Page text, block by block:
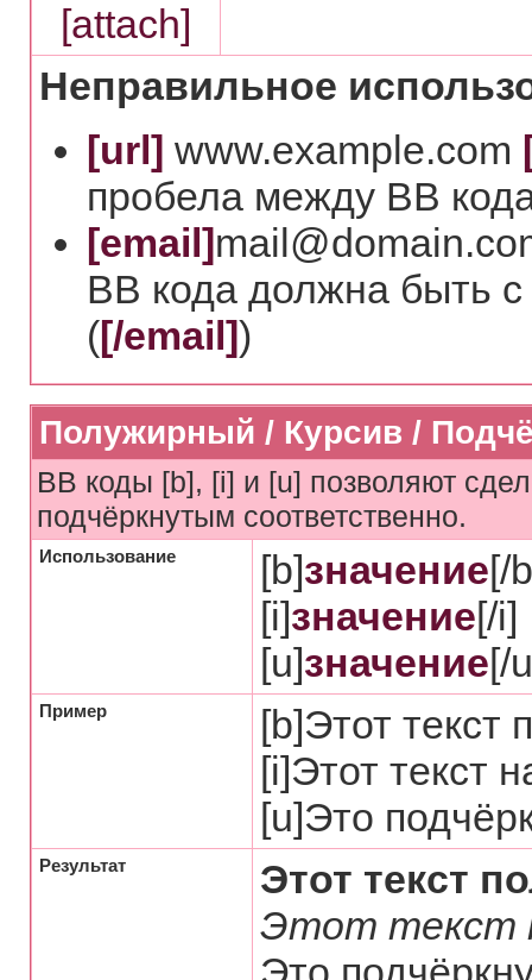
[attach]
Неправильное
[url] www.example.com
пробела между BB
[email]
BB кода должна быть
([/email])
Полужирный / Курсив /
BB коды [b], [i] и [u] позволяют
подчёркнутым соответственно.
Использование [b]значение[/
[i]значение[/i]
[u]значение[/
Пример
[b]Этот текст
[i]Этот текст
[u]Это
Результат
Этот текст
Этот текст